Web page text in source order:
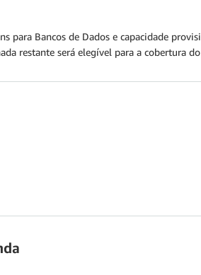
Bancos de Dados e capacidade
restante será elegível para a cobertura